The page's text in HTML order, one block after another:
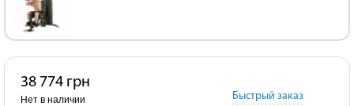
38 774 грн
Нет в наличии Быстрый заказ